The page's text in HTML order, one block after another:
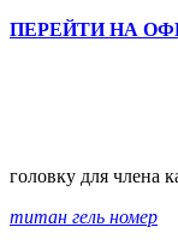
ПЕРЕЙТИ НА
головку для члена
титан гель номер